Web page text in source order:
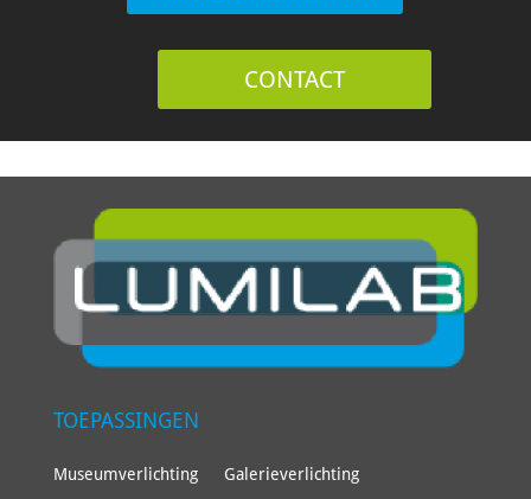
CONTACT
TOEPASSINGEN
Museumverlichting
Galerieverlichting